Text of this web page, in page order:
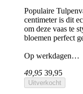
Populaire
centimeter is dit
om deze vaas te
bloemen perfect
Op werkdagen…
49,95 39,95
Uitverkocht